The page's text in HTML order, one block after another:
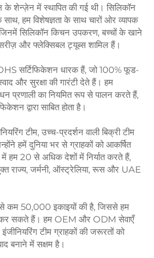
के शेन्ज़ेन में स्थापित की गई थी। सिलिकॉन
हम विशेषज्ञता के साथ चारों ओर व्यापक
सिलिकॉन किचन उपकरण, बच्चों के खाने
और फ्लेक्सिबल ट्यूब्स शामिल हैं।
सर्टिफिकेशन धारक हैं, जो 100% फूड-
और सुरक्षा की गारंटी देते हैं। हम
प्रणाली का नियमित रूप से पालन करते हैं,
द्वारा साबित होता है।
टीम, उच्च-प्रदर्शन वाली बिक्री टीम
हमें दुनिया भर से ग्राहकों को आकर्षित
हम 20 से अधिक देशों में निर्यात करते हैं,
राज्य, जर्मनी, ऑस्ट्रेलिया, रूस और UAE
से कम 50,000 इकाइयों की है, जिससे हम
कर सकते हैं। हम OEM और ODM सेवाएँ
टीम ग्राहकों की जरूरतों को
बनाने में सक्षम है।